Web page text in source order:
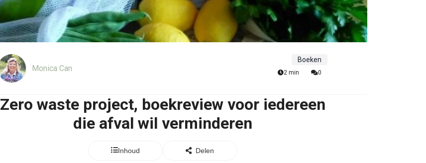
Monica Can
Boeken
2 min 0
Zero waste project, boekreview voor iedereen
die afval wil verminderen
Inhoud Delen